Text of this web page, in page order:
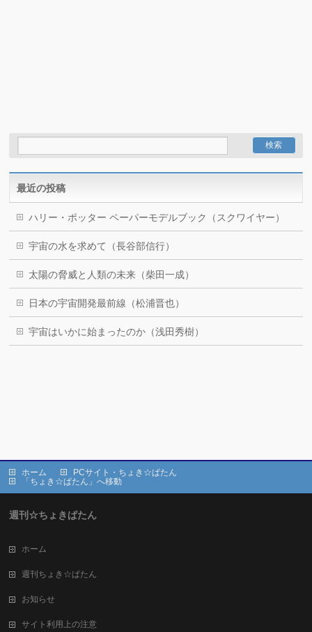
最近の投稿
ハリー・ポッター ペーパーモデルブック（スクワイヤー）
宇宙の水を求めて（長谷部信行）
太陽の脅威と人類の未来（柴田一成）
日本の宇宙開発最前線（松浦晋也）
宇宙はいかに始まったのか（浅田秀樹）
ホーム
PCサイト・ちょき☆ぱたん
「ちょき☆ぱたん」へ移動
週刊☆ちょきぱたん
ホーム
週刊ちょき☆ぱたん
お知らせ
サイト利用上の注意